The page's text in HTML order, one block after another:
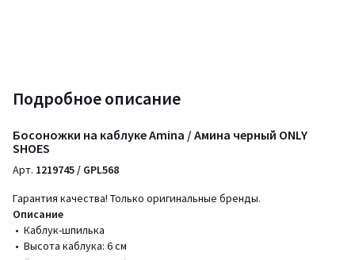
Подробное описание
Босоножки на каблуке Amina / Амина черный ONLY
SHOES
Арт. 1219745 / GPL568
Гарантия качества! Только оригинальные бренды.
Описание
• Каблук-шпилька
• Высота каблука: 6 см